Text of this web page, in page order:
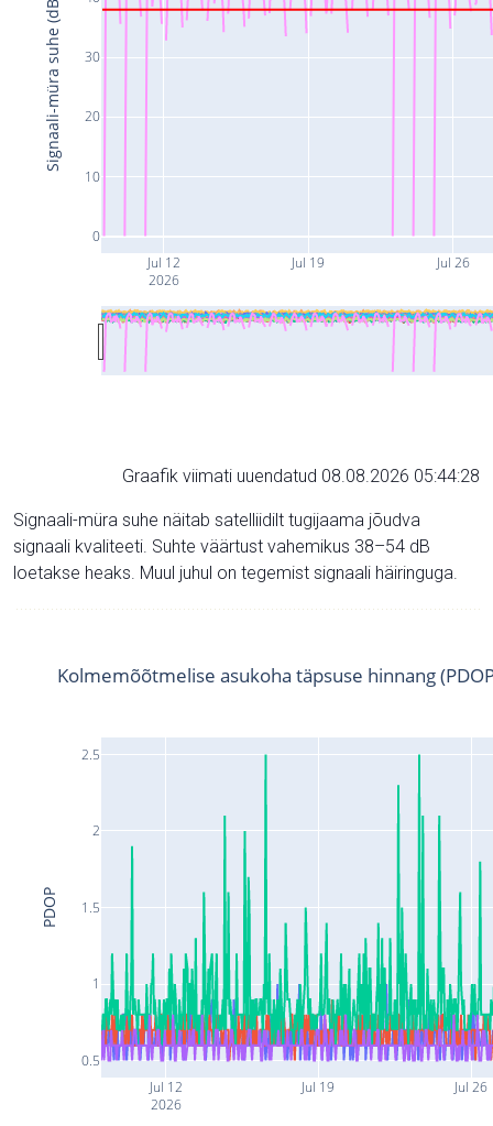
Jul 12
2026
Jul 19 Jul 26
0
10
20
30
Signaali-müra suhe (dB)
Graafik viimati uuendatud 08.08.2026 05:44:28
Signaali-müra suhe näitab satelliidilt tugijaama jõudva
signaali kvaliteeti. Suhte väärtust vahemikus 38–54 dB
loetakse heaks. Muul juhul on tegemist signaali häiringuga.
Jul 12
2026
Jul 19 Jul 26
0.5
1
1.5
2
2.5
Kolmemõõtmelise asukoha täpsuse hinnang
PDOP